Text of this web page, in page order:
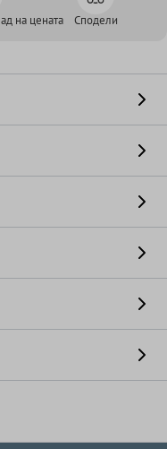
на цената Сподели